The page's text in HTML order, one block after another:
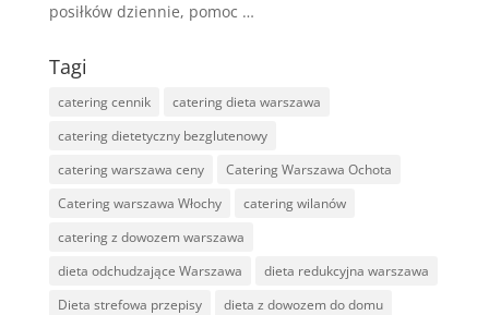
posiłków dziennie, pomoc …
Tagi
catering cennik
catering dieta warszawa
catering dietetyczny bezglutenowy
catering warszawa ceny
Catering Warszawa Ochota
Catering warszawa Włochy
catering wilanów
catering z dowozem warszawa
dieta odchudzające Warszawa
dieta redukcyjna warszawa
Dieta strefowa przepisy
dieta z dowozem do domu